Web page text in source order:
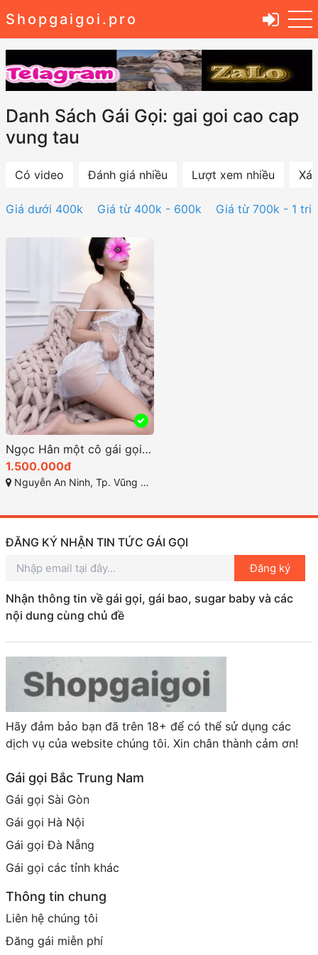
Shopgaigoi.pro
Danh Sách Gái Gọi: gai goi cao cap
vung tau
Có video Đánh giá nhiều Lượt xem nhiều
Giá dưới 400k Giá từ 400k - 600k Giá từ 700k - 1
Ngọc Hân một cô gái gọi vũng tàu xinh bông hoa rạng rỡ
1.500.000đ
Nguyễn An Ninh, Tp. Vũng Tàu, Bà Rịa - Vũng Tàu
ĐĂNG KÝ NHẬN TIN TỨC GÁI GỌI
Đăng ký
Nhận thông tin về gái gọi, gái bao, sugar baby và các
nội dung cùng chủ đề
Hãy đảm bảo bạn đã trên 18+ để có thể sử dụng các
dịch vụ của website chúng tôi. Xin chân thành cảm ơn!
Gái gọi Bắc Trung Nam
Gái gọi Sài Gòn
Gái gọi Hà Nội
Gái gọi Đà Nẵng
Gái gọi các tỉnh khác
Thông tin chung
Liên hệ chúng tôi
Đăng gái miễn phí